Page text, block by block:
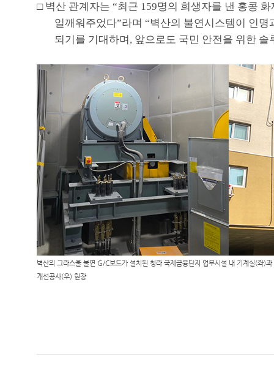
□ 벽산 관계자는 “최근 159명의 희생자를 낸 홍콩
일깨워주었다”라며“벽산의 불연시스템이 인명
되기를 기대하며 , 앞으로도 국민 안전을 위한
벽산의 그라스울 불연 G/C보드가 설치된 청라 국제금융단지 업무시설 내 기계실(좌)과
개선공사(우) 현장